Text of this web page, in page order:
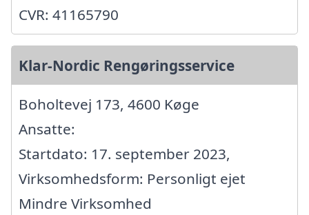
CVR: 41165790
Klar-Nordic Rengøringsservice
Boholtevej 173, 4600 Køge
Ansatte:
Startdato: 17. september 2023,
Virksomhedsform: Personligt ejet
Mindre Virksomhed